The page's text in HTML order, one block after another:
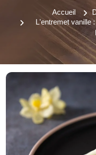
Accueil
L'entremet vanille